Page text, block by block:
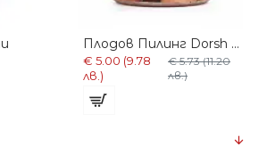
Плодов Пилинг Dorsh Apricot Scrub 300мл
€ 5.00 (9.78
лв.)
€ 5.73 (11.20
лв.)